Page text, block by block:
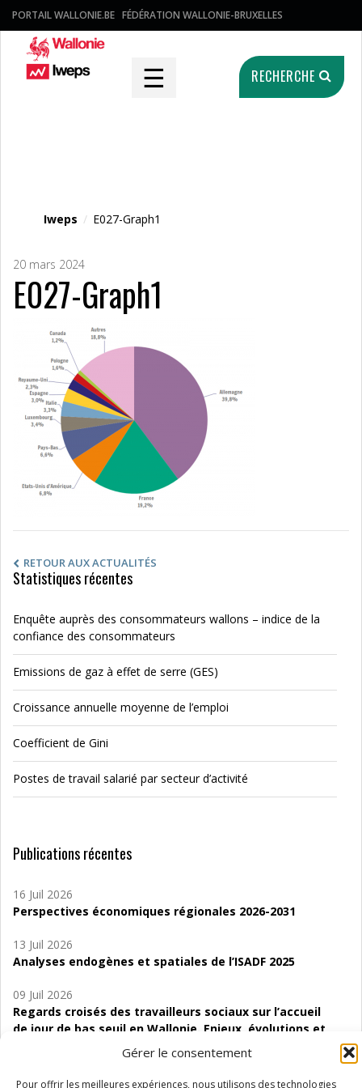
Gérer le consentement
Pour offrir les meilleures expériences, nous utilisons des technologies
PORTAIL WALLONIE.BE FÉDÉRATION WALLONIE-BRUXELLES
☰ RECHERCHE
Iweps / E027-Graph1
20 mars 2024
E027-Graph1
RETOUR AUX ACTUALITÉS
Statistiques récentes
Enquête auprès des consommateurs wallons – indice de la
confiance des consommateurs
Emissions de gaz à effet de serre (GES)
Croissance annuelle moyenne de l’emploi
Coefficient de Gini
Postes de travail salarié par secteur d’activité
Publications récentes
16 Juil 2026
Perspectives économiques régionales 2026-2031
13 Juil 2026
Analyses endogènes et spatiales de l’ISADF 2025
09 Juil 2026
Regards croisés des travailleurs sociaux sur l’accueil
de jour de bas seuil en Wallonie. Enjeux, évolutions et
06 Juil 2026